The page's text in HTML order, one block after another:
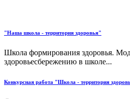
"Наша школа - территория здоровья"
Школа формирования здоровья.
здоровьесбережению в школе...
Конкурсная работа "Школа - территория